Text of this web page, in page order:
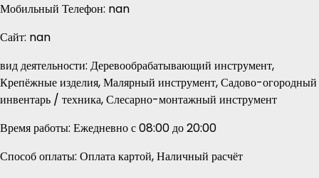
Мобильный Телефон: nan
Сайт: nan
вид деятельности: Деревообрабатывающий инструмент,
Крепёжные изделия, Малярный инструмент, Садово-огородный
инвентарь / техника, Слесарно-монтажный инструмент
Время работы: Ежедневно с 08:00 до 20:00
Способ оплаты: Оплата картой, Наличный расчёт